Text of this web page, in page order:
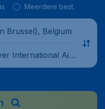
Meerdere best.
Brussel), Belgium
International Air